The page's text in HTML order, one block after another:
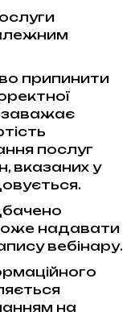
припинити
заважає
послуг
вказаних у
надавати
вебінару.
на